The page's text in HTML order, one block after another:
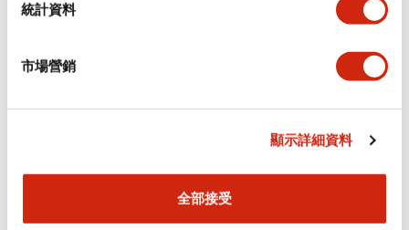
統計資料
市場營銷
顯示詳細資料
全部接受
環境規範
機械規格
安裝和安裝規範
文件和檔案